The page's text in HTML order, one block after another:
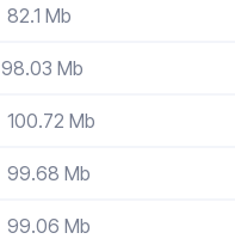
82.1 Mb
98.03 Mb
100.72 Mb
99.68 Mb
99.06 Mb